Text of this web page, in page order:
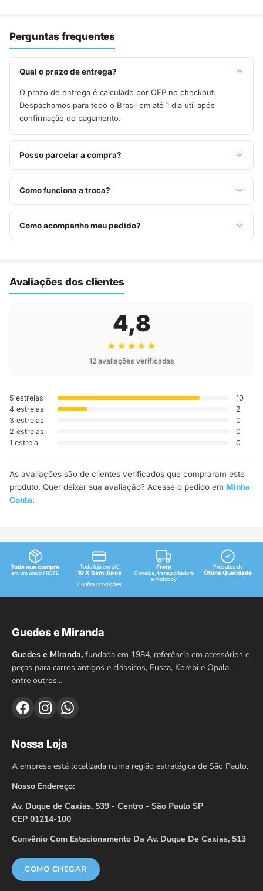
Perguntas frequentes
Qual o prazo de entrega?
O prazo de entrega é calculado por CEP no checkout.
Despachamos para todo o Brasil em até 1 dia útil após
confirmação do pagamento.
Posso parcelar a compra?
Sim, parcelamos em até 10x sem juros no cartão de crédito,
ou pague à vista no Pix com 8% de desconto.
Como funciona a troca?
Você tem 7 dias após o recebimento para solicitar troca.
Basta entrar em contato pelo WhatsApp ou e-mail.
Como acompanho meu pedido?
Avaliações dos clientes
4,8
★★★★★
12 avaliações verificadas
5 estrelas
10
4 estrelas
2
3 estrelas
0
2 estrelas
0
1 estrela
0
As avaliações são de clientes verificados que compraram este
produto. Quer deixar sua avaliação? Acesse o pedido em Minha
Conta.
Toda sua compra
em um único FRETE
Toda loja em até
10 X Sem Juros
Confira condições
Frete
Correios, transportadora
e motoboy
Produtos de
Ótima Qualidade
Guedes e Miranda
Guedes e Miranda, fundada em 1984, referência em acessórios e
peças para carros antigos e clássicos, Fusca, Kombi e Opala,
entre outros…
Nossa Loja
A empresa está localizada numa região estratégica de São Paulo.
Nosso Endereço:
Av. Duque de Caxias, 539 - Centro - São Paulo SP
CEP 01214-100
Convênio Com Estacionamento Da Av. Duque De Caxias, 513
COMO CHEGAR